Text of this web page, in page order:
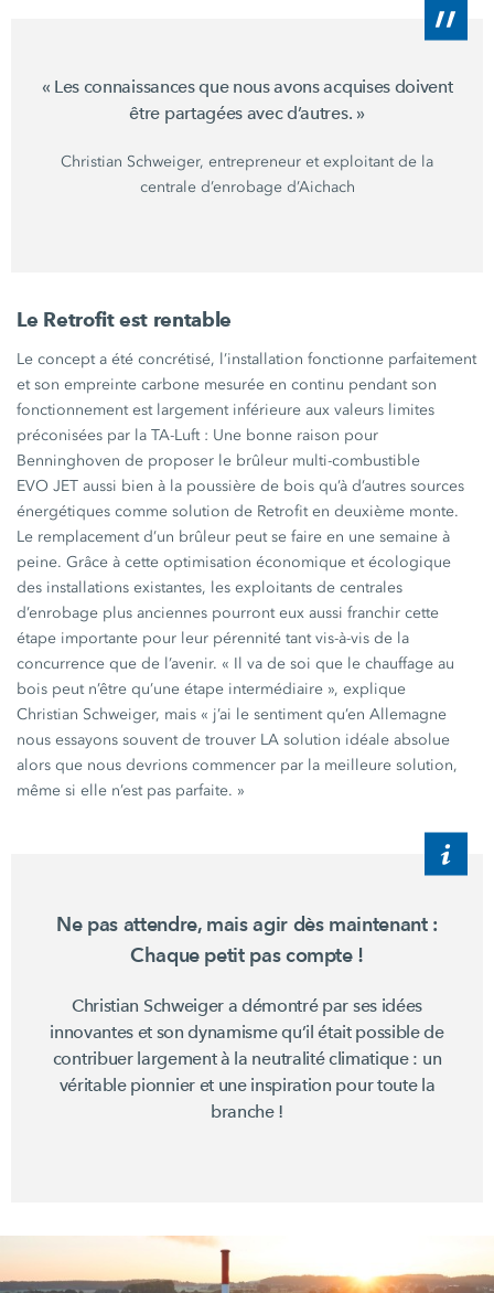
« Les connaissances que nous avons acquises doivent
être partagées avecd’autres. »
Christian Schweiger, entrepreneur et exploitant de la
centrale d’enrobage d’Aichach
Le Retrofit est rentable
Le concept a été concrétisé, l’installation fonctionne parfaitement
et son empreinte carbone mesurée en continu pendant son
fonctionnement est largement inférieure aux valeurs limites
préconisées par laTA-Luft : Une bonne raison pour
Benninghoven de proposer le brûleur multi-combustible
EVO JET aussi bien à la poussière de bois qu’à d’autres sources
énergétiques comme solution de Retrofit en deuxième monte.
Le remplacement d’un brûleur peut se faire en une semaine à
peine. Grâce à cette optimisation économique et écologique
des installations existantes, les exploitants de centrales
d’enrobage plus anciennes pourront eux aussi franchir cette
étape importante pour leur pérennité tant vis-à-vis de la
concurrence que de l’avenir. « Il va de soi que le chauffage au
bois peut n’être qu’une étape intermédiaire », explique
Christian Schweiger, mais « j’ai le sentiment qu’en Allemagne
nous essayons souvent de trouver LA solution idéale absolue
alors que nous devrions commencer par la meilleure solution,
même si elle n’est pas parfaite. »
Ne pas attendre, mais agir dès maintenant :
Chaque petit pascompte !
Christian Schweigera démontré par ses idées
innovantes et son dynamisme qu’il était possible de
contribuer largement à la neutralitéclimatique : un
véritable pionnier et une inspiration pour toute la
branche !